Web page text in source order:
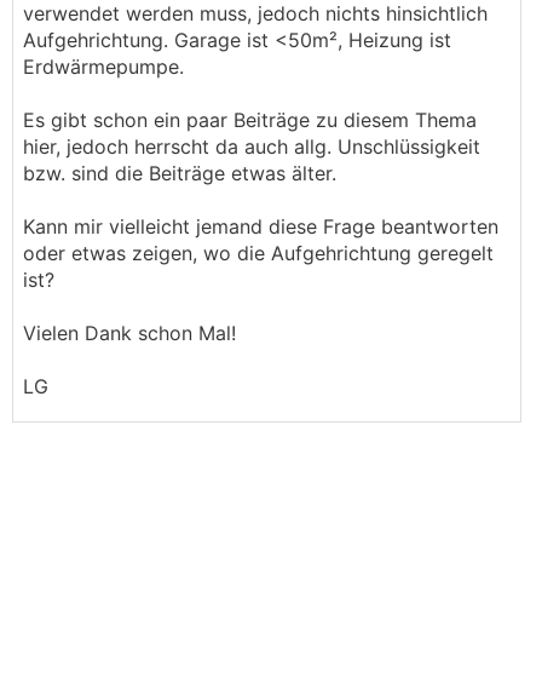
verwendet werden muss, jedoch nichts hinsichtlich
Aufgehrichtung. Garage ist <50m², Heizung ist
Erdwärmepumpe.
Es gibt schon ein paar Beiträge zu diesem Thema
hier, jedoch herrscht da auch allg. Unschlüssigkeit
bzw. sind die Beiträge etwas älter.
Kann mir vielleicht jemand diese Frage beantworten
oder etwas zeigen, wo die Aufgehrichtung geregelt
ist?
Vielen Dank schon Mal!
LG